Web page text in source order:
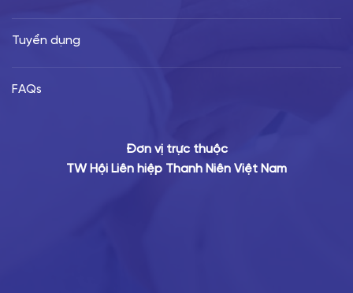
Tuyển dụng
FAQs
Đơn vị trực thuộc
TW Hội Liên hiệp Thanh Niên Việt Nam